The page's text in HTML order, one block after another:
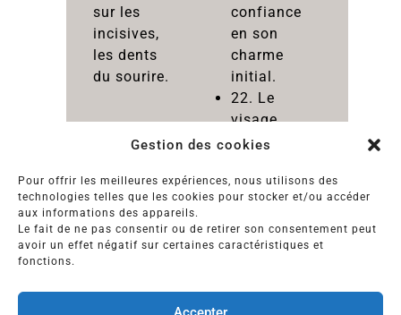
Gestion des cookies
Pour offrir les meilleures expériences, nous utilisons des
technologies telles que les cookies pour stocker et/ou accéder
aux informations des appareils.
Le fait de ne pas consentir ou de retirer son consentement peut
avoir un effet négatif sur certaines caractéristiques et
fonctions.
sur les
incisives,
les dents
du sourire.
confiance
en son
charme
initial.
22. Le
visage
restructuré
d’un beau
sourire.